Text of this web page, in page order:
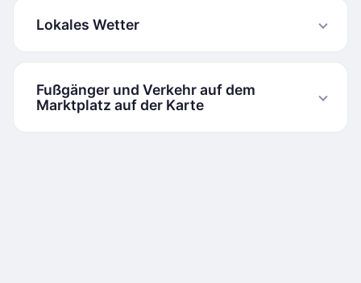
Lokales Wetter
Fußgänger und Verkehr auf dem
Marktplatz auf der Karte